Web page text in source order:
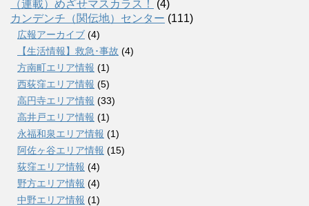
（連載）めざせマスカラス！
(4)
カンデンチ（関伝地）センター (111)
広報アーカイブ (4)
【生活情報】救急･事故 (4)
方南町エリア情報 (1)
西荻窪エリア情報 (5)
高円寺エリア情報 (33)
高井戸エリア情報 (1)
永福和泉エリア情報 (1)
阿佐ヶ谷エリア情報 (15)
荻窪エリア情報 (4)
野方エリア情報 (4)
中野エリア情報 (1)